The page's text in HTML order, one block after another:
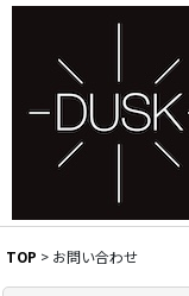
TOP > お問い合わせ